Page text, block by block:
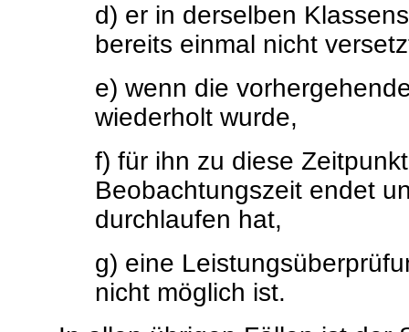
d) er in derselben
bereits einmal nicht
e) wenn die
wiederholt wurde,
f) für ihn zu diese
Beobachtungszeit endet
durchlaufen hat,
g) eine
nicht möglich ist.